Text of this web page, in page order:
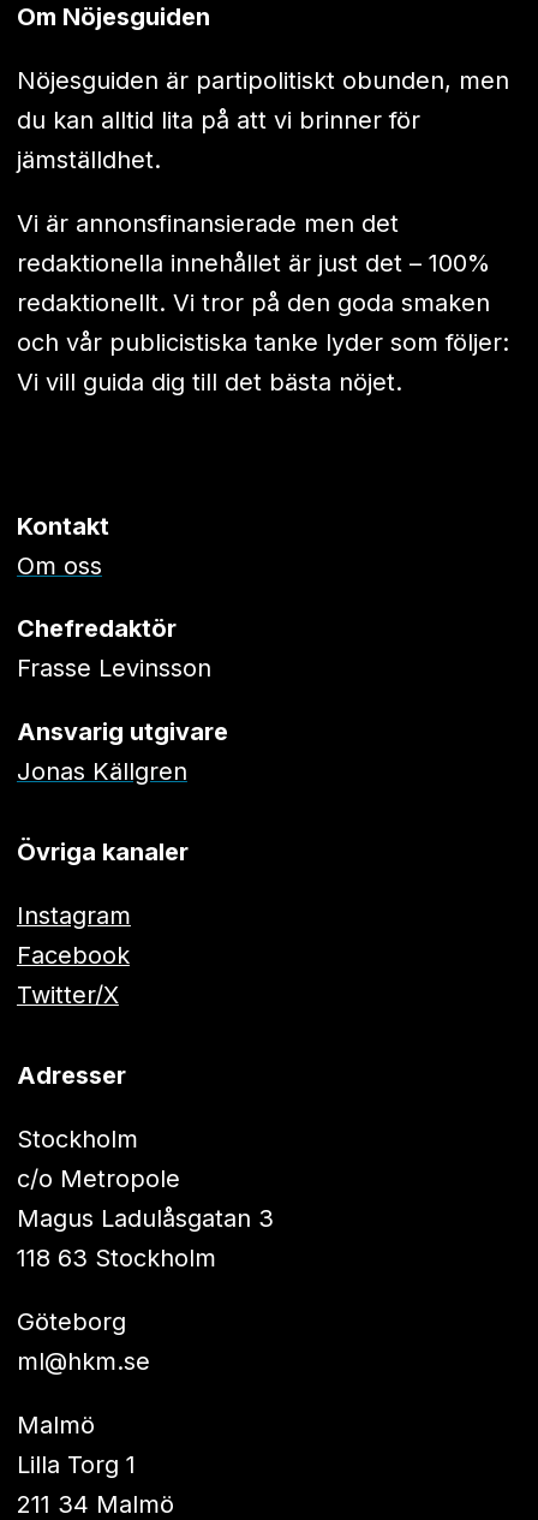
Om Nöjesguiden
Nöjesguiden är partipolitiskt obunden, men
du kan alltid lita på att vi brinner för
jämställdhet.
Vi är annonsfinansierade men det
redaktionella innehållet är just det – 100%
redaktionellt. Vi tror på den goda smaken
och vår publicistiska tanke lyder som följer:
Vi vill guida dig till det bästa nöjet.
Kontakt
Om oss
Chefredaktör
Frasse Levinsson
Ansvarig utgivare
Jonas Källgren
Övriga kanaler
Instagram
Facebook
Twitter/X
Adresser
Stockholm
c/o Metropole
Magus Ladulåsgatan 3
118 63 Stockholm
Göteborg
ml@hkm.se
Malmö
Lilla Torg 1
211 34 Malmö